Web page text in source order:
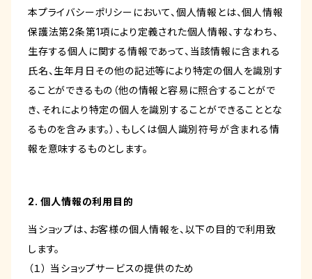
本プライバシーポリシーにおいて、個人情報とは、個人情報
保護法第2条第1項により定義された個人情報、すなわち、
生存する個人に関する情報であって、当該情報に含まれる
氏名、生年月日その他の記述等により特定の個人を識別す
ることができるもの（他の情報と容易に照合することがで
き、それにより特定の個人を識別することができることとな
るものを含みます。）、もしくは個人識別符号が含まれる情
報を意味するものとします。
2. 個人情報の利用目的
当ショップは、お客様の個人情報を、以下の目的で利用致
します。
（１） 当ショップサービスの提供のため